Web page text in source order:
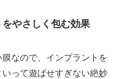
やさしく包む効果
なので、インプラントを
って遊ばせすぎない絶妙